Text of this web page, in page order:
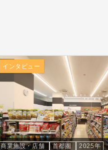
インタビュー
商業施設・店舗 首都圏 2025年